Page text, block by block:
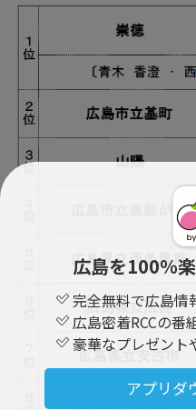
広島を100％
完全無料で広島情
広島密着RCCの番
豪華なプレゼント
アプリダ